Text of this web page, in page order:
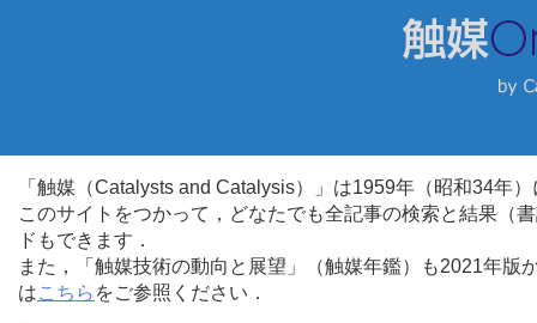
「触媒（Catalysts and Catalysis）」は1959年（昭和34年
このサイトをつかって，どなたでも全記事の検索と結果（
ドもできます．
また，「触媒技術の動向と展望」（触媒年鑑）も2021年
はこちら をご参照ください．